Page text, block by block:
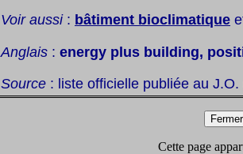
Voir aussi: bâtiment bioclimatique
Anglais : energy plus building,
Source : liste officielle publiée au
Cette page